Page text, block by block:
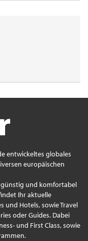
entwickeltes globales
europäischen
günstig und komfortabel
Ihr aktuelle
und Hotels, sowie Travel
oder Guides. Dabei
und First Class, sowie